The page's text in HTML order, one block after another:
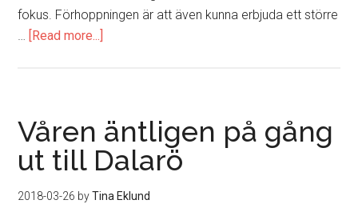
fokus. Förhoppningen är att även kunna erbjuda ett större
…
[Read more...]
ett
minne
blott
Våren äntligen på gång
ut till Dalarö
2018-03-26 byTina Eklund